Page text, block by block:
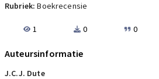
Rubriek:Boekrecensie
1 0 0
Auteursinformatie
J.C.J. Dute